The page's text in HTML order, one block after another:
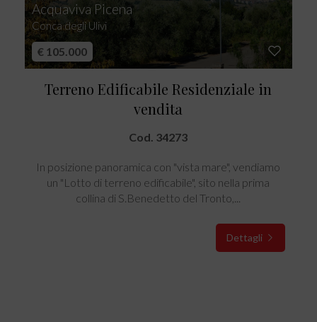
Acquaviva Picena
Conca degli Ulivi
€ 105.000
Terreno Edificabile Residenziale in
vendita
Cod. 34273
In posizione panoramica con "vista mare", vendiamo
un "Lotto di terreno edificabile", sito nella prima
collina di S.Benedetto del Tronto,...
Dettagli